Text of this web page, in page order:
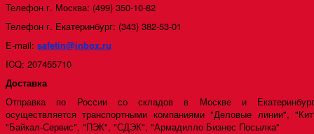
Телефон г. Москва: (499) 350-10-82
Телефон г. Екатеринбург: (343) 382-53-01
E-mail: safetin@inbox.ru
ICQ: 207455710
Доставка
Отправка по России со складов в Москве и
осуществляется транспортными компаниями "Деловые линии",
"Байкал-Сервис", "ПЭК", "СДЭК", "Армадилло Бизнес Посылка"